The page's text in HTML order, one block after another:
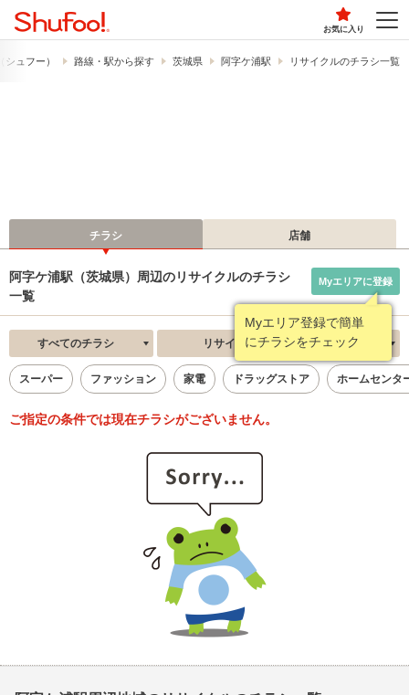
お気に入り
ュフー） 路線・駅から探す 茨城県 阿字ケ浦駅 リサイクルのチラシ一覧
チラシ 店舗
阿字ケ浦駅（茨城県）周辺のリサイクルのチラシ
一覧
Myエリア登録で簡単
にチラシをチェック
Myエリアに登録
すべてのチラシ リサイクル 新着順
スーパー ファッション 家電 ドラッグストア ホームセンタ
ご指定の条件では現在チラシがございません。